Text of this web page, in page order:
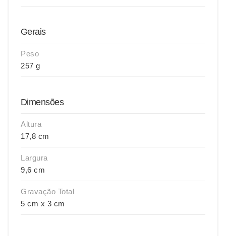
Gerais
Peso
257 g
Dimensões
Altura
17,8 cm
Largura
9,6 cm
Gravação Total
5 cm x 3 cm